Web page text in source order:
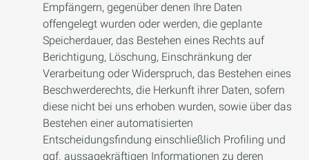
Empfängern, gegenüber denen Ihre Daten
offengelegt wurden oder werden, die geplante
Speicherdauer, das Bestehen eines Rechts auf
Berichtigung, Löschung, Einschränkung der
Verarbeitung oder Widerspruch, das Bestehen eines
Beschwerderechts, die Herkunft ihrer Daten, sofern
diese nicht bei uns erhoben wurden, sowie über das
Bestehen einer automatisierten
Entscheidungsfindung einschließlich Profiling und
ggf. aussagekräftigen Informationen zu deren